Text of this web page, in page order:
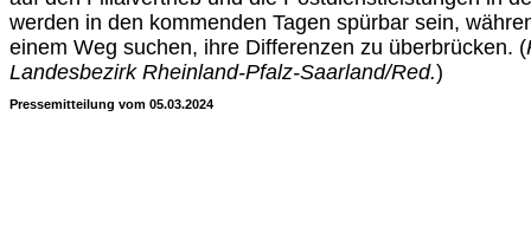
werden in den kommenden Tagen spürbar sein,
einem Weg suchen, ihre Differenzen zu überbrücken. (
Landesbezirk Rheinland-Pfalz-Saarland/Red.)
Pressemitteilung vom 05.03.2024